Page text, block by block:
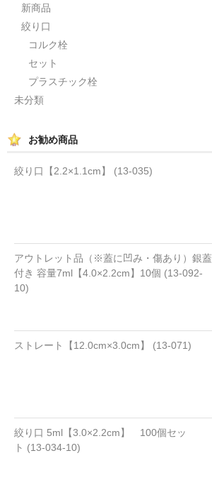
新商品
絞り口
コルク栓
セット
プラスチック栓
未分類
お勧め商品
絞り口【2.2×1.1cm】 (13-035)
アウトレット品（※蓋に凹み・傷あり）銀蓋
付き 容量7ml【4.0×2.2cm】10個 (13-092-
10)
ストレート【12.0cm×3.0cm】 (13-071)
絞り口 5ml【3.0×2.2cm】 100個セッ
ト (13-034-10)